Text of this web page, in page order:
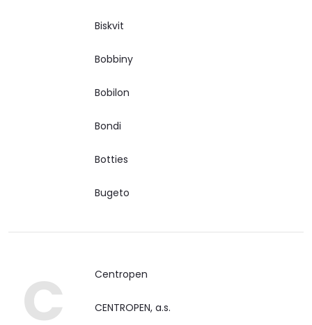
Biskvit
Bobbiny
Bobilon
Bondi
Botties
Bugeto
C Centropen
CENTROPEN, a.s.